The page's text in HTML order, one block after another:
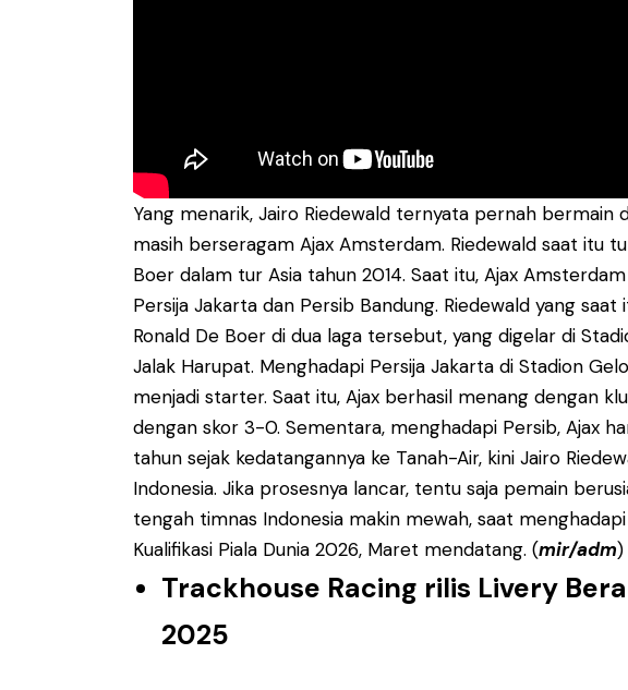
Yang menarik, Jairo Riedewald ternyata pernah bermain
masih berseragam Ajax Amsterdam. Riedewald saat itu
Boer dalam tur Asia tahun 2014. Saat itu, Ajax
Persija Jakarta dan Persib Bandung. Riedewald yang saat
Ronald De Boer di dua laga tersebut, yang digelar di
Jalak Harupat. Menghadapi Persija Jakarta di Stadion
menjadi starter. Saat itu, Ajax berhasil menang dengan
dengan skor 3-0. Sementara, menghadapi Persib, Ajax
tahun sejak kedatangannya ke Tanah-Air, kini Jairo
Indonesia. Jika prosesnya lancar, tentu saja pemain
tengah timnas Indonesia makin mewah, saat
Kualifikasi Piala Dunia 2026, Maret mendatang. (mir/adm)
Trackhouse Racing rilis Livery
2025